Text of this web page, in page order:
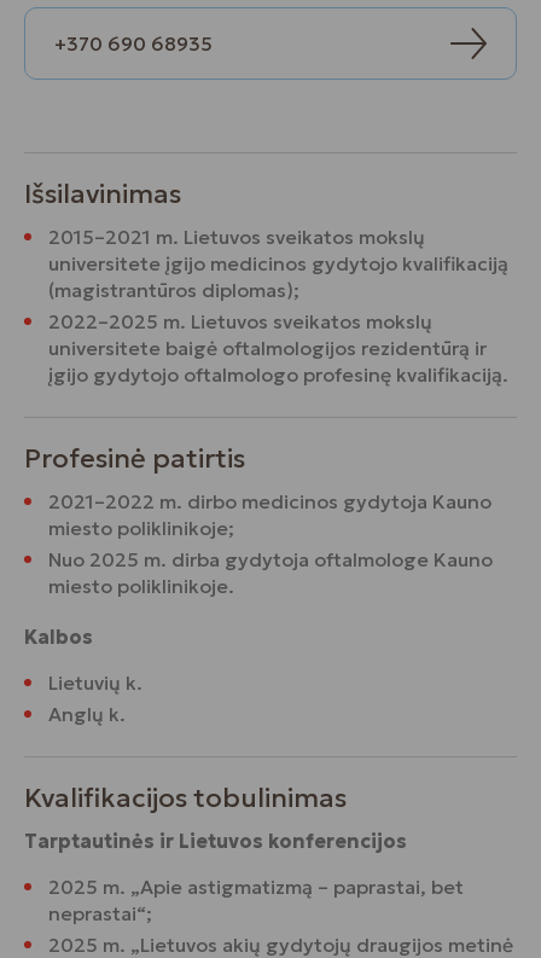
+370 690 68935
Išsilavinimas
2015–2021 m. Lietuvos sveikatos mokslų
universitete įgijo medicinos gydytojo kvalifikaciją
(magistrantūros diplomas);
2022–2025 m. Lietuvos sveikatos mokslų
universitete baigė oftalmologijos rezidentūrą ir
įgijo gydytojo oftalmologo profesinę kvalifikaciją.
Profesinė patirtis
2021–2022 m. dirbo medicinos gydytoja Kauno
miesto poliklinikoje;
Nuo 2025 m. dirba gydytoja oftalmologe Kauno
miesto poliklinikoje.
Kalbos
Lietuvių k.
Anglų k.
Kvalifikacijos tobulinimas
Tarptautinės ir Lietuvos konferencijos
2025 m. „Apie astigmatizmą – paprastai, bet
neprastai“;
2025 m. „Lietuvos akių gydytojų draugijos metinė